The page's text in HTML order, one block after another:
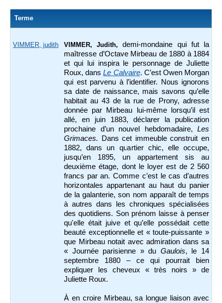
Terme
VIMMER, judith VIMMER, Judith,
demi-mondaine qui fut la
maîtresse d’Octave Mirbeau de 1880 à 1884
et qui lui inspira le personnage de Juliette
Roux, dansLe Calvaire. C’est Owen Morgan
qui est parvenu à l’identifier. Nous ignorons
sa date de naissance, mais savons qu’elle
habitait au 43 de la rue de Prony, adresse
donnée par Mirbeau lui-même lorsqu’il est
allé, en juin 1883, déclarer la publication
prochaine d’un nouvel hebdomadaire, Les
Grimaces.
Dans cet immeuble construit en
1882, dans un quartier chic, elle occupe,
jusqu’en 1895, un appartement sis au
deuxième étage, dont le loyer est de 2 560
francs par an. Comme c’est le cas d’autres
horizontales appartenant au haut du panier
de la galanterie, son nom apparaît de temps
à autres dans les chroniques spécialisées
des quotidiens. Son prénom laisse à penser
qu'elle était juive et qu’elle possédait cette
beauté exceptionnelle et « toute-puissante »
que Mirbeau notait avec admiration dans sa
« Journée parisienne » du Gaulois, le 14
septembre 1880 – ce qui pourrait bien
expliquer les cheveux « très noirs » de
Juliette Roux.
À en croire Mirbeau, sa longue liaison avec